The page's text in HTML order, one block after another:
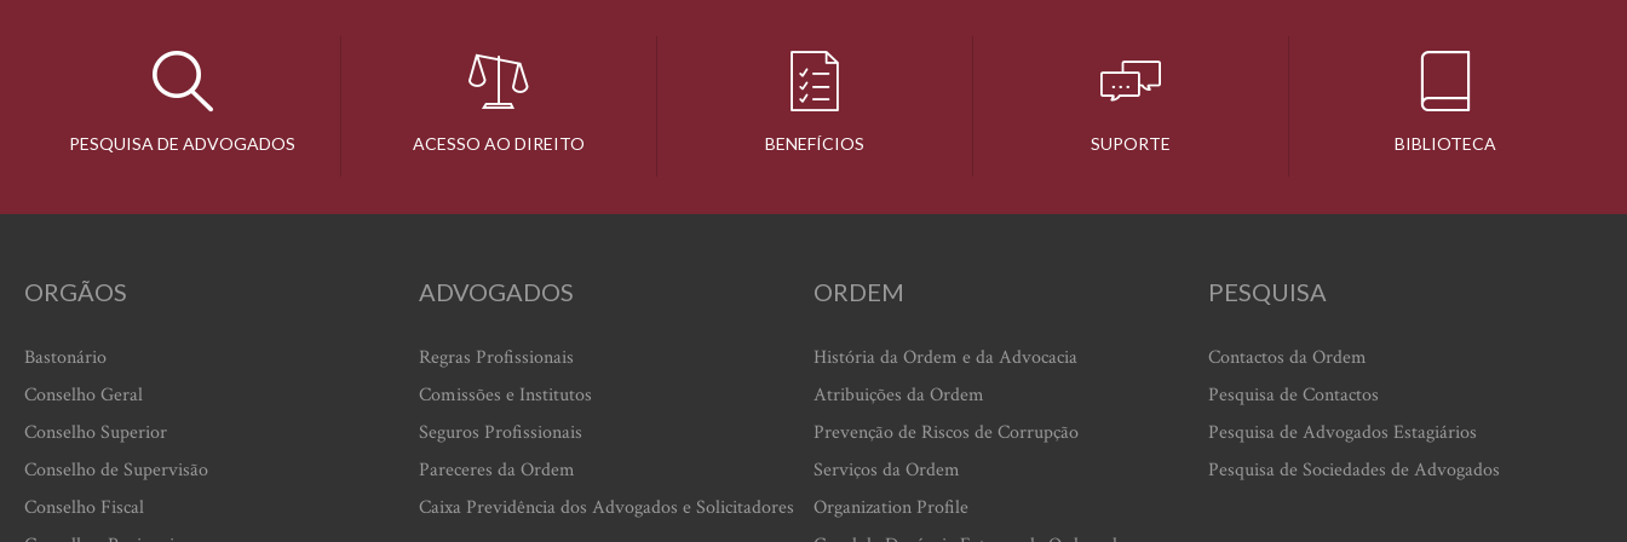
PESQUISA DE ADVOGADOS ACESSO AO DIREITO BENEFÍCIOS SUPORTE BIBLIOTECA
ORGÃOS
Bastonário
Conselho Geral
Conselho Superior
Conselho de Supervisão
Conselho Fiscal
ADVOGADOS
Regras Profissionais
Comissões e Institutos
Seguros Profissionais
Pareceres da Ordem
Caixa Previdência dos Advogados e Solicitadores
ORDEM
História da Ordem e da Advocacia
Atribuições da Ordem
Prevenção de Riscos de Corrupção
Serviços da Ordem
Organization Profile
PESQUISA
Contactos da Ordem
Pesquisa de Contactos
Pesquisa de Advogados Estagiários
Pesquisa de Sociedades de Advogados